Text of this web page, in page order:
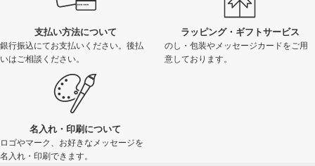
支払い方法について
銀行振込にてお支払いください。後払
いはご相談ください。
ラッピング・ギフトサービス
のし・包装やメッセージカードをご用
意しております。
名入れ・印刷について
ロゴやマーク、お好きなメッセージを
名入れ・印刷できます。